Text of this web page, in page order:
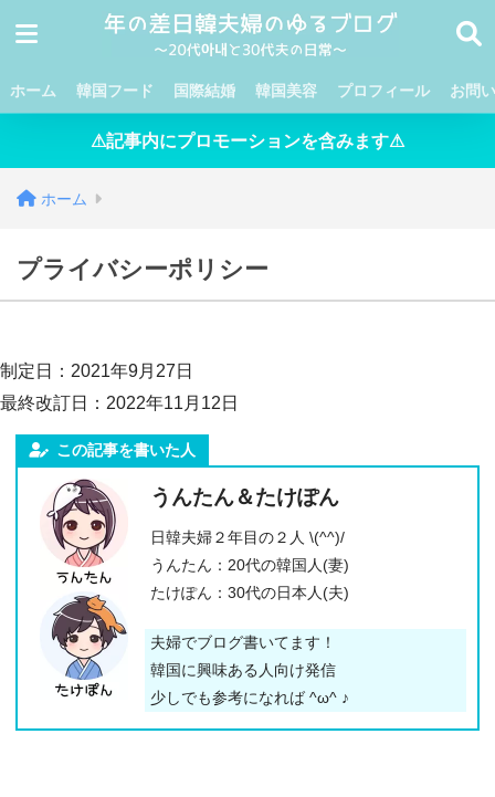
ホーム 韓国フード 国際結婚 韓国美容 プロフィール お問
⚠記事内にプロモーションを含みます⚠
ホーム
プライバシーポリシー
制定日：2021年9月27日
最終改訂日：2022年11月12日
この記事を書いた人
うんたん＆たけぽん
日韓夫婦２年目の２人 \(^^)/
うんたん：20代の韓国人(妻)
たけぽん：30代の日本人(夫)
夫婦でブログ書いてます！
韓国に興味ある人向け発信
少しでも参考になれば ^ω^ ♪